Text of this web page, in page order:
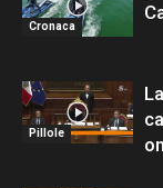
Cronaca
Pillole